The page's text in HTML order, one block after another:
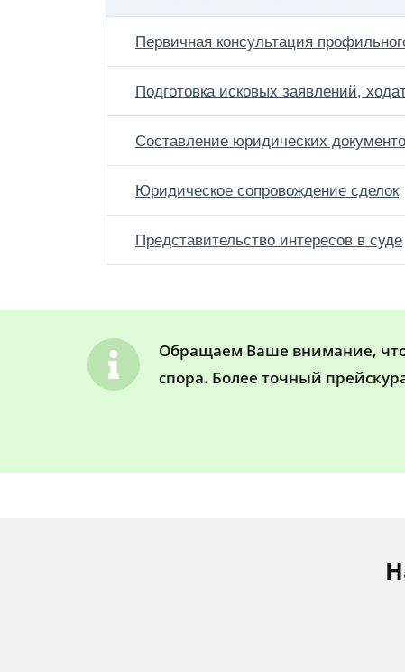
Первичная консультация
Подготовка исковых заявлений,
Составление юридических
Юридическое сопровождение сделок
Представительство интересов в суде
Обращаем Ваше внимание, что
спора. Более точный